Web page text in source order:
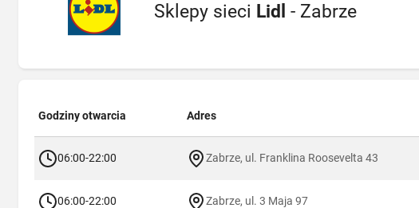
Sklepy sieci Lidl - Zabrze
Godziny otwarcia Adres
06:00-22:00 Zabrze, ul. Franklina Roosevelta 43
06:00-22:00 Zabrze, ul. 3 Maja 97